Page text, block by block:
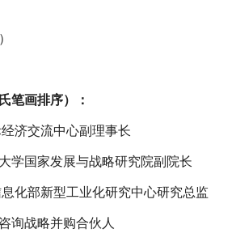
笔画排序）：
济交流中心副理事长
学国家发展与战略研究院副院长
化部新型工业化研究中心研究总监
询战略并购合伙人